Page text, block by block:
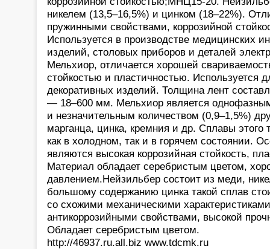
никелем (13,5–16,5%) и цинком (18–22%).
пружинными свойствами, коррозийной
Используется в производстве медицинских
изделий, столовых приборов и деталей
Мельхиор, отличается хорошей
стойкостью и пластичностью. Используется
декоративных изделий. Толщина лент
— 18–600 мм. Мельхиор является
и незначительным количеством (0,9–1,5%)
марганца, цинка, кремния и др. Сплавы этого
как в холодном, так и в горячем состоянии.
являются высокая коррозийная стойкость,
Материал обладает серебристым цветом,
давлением.Нейзильбер состоит из меди,
большому содержанию цинка такой сплав
со схожими механическими
антикоррозийными свойствами, высокой
Обладает серебристым цветом.
http://46937.ru.all.biz www.tdcmk.ru